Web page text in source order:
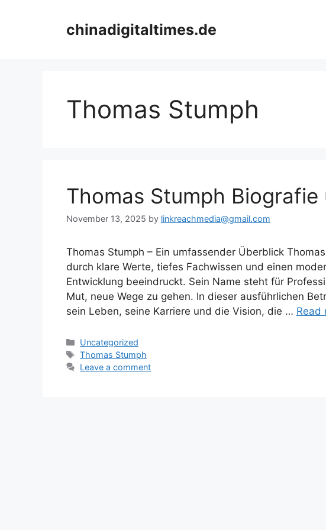
chinadigitaltimes.de
Thomas Stumph
Thomas Stumph Biografie
November 13, 2025 by linkreachmedia@gmail.com
Thomas Stumph – Ein umfassender Überblick
durch klare Werte, tiefes Fachwissen und einen
Entwicklung beeindruckt. Sein Name steht für
Mut, neue Wege zu gehen. In dieser ausführlichen
sein Leben, seine Karriere und die Vision, die … Read
Categories
Uncategorized
Tags
Thomas Stumph
Leave a comment